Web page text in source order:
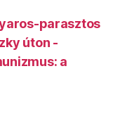
parasztos
úton -
a